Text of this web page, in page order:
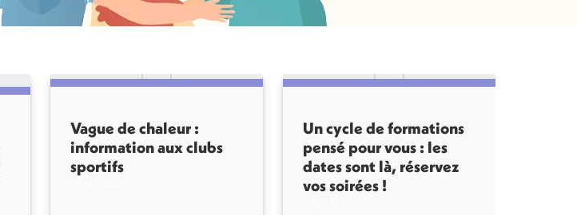
Vague de chaleur :
information aux clubs
sportifs
Un cycle de formations
pensé pour vous : les
dates sont là, réservez
vos soirées !